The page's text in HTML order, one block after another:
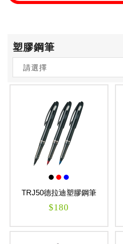
塑膠鋼筆
請選擇
TRJ50德拉迪塑膠鋼筆
Tradio
$180